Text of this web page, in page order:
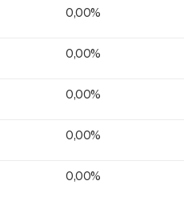
0,00%
0,00%
0,00%
0,00%
0,00%